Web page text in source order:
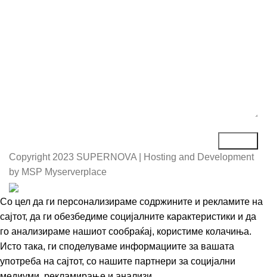
Copyright 2023 SUPERNOVA | Hosting and Development
by MSP Myserverplace
Со цел да ги персонализираме содржините и рекламите на
сајтот, да ги обезбедиме социјалните карактеристики и да
го анализираме нашиот сообраќај, користиме колачиња.
Исто така, ги споделуваме информациите за вашата
употреба на сајтот, со нашите партнери за социјални